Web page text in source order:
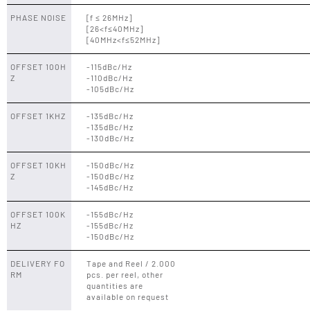
PHASE NOISE
[f ≤ 26MHz]
[26<f≤40MHz]
[40MHz<f≤52MHz]
OFFSET 100H
Z
-115dBc/Hz
-110dBc/Hz
-105dBc/Hz
OFFSET 1KHZ
-135dBc/Hz
-135dBc/Hz
-130dBc/Hz
OFFSET 10KH
Z
-150dBc/Hz
-150dBc/Hz
-145dBc/Hz
OFFSET 100K
HZ
-155dBc/Hz
-155dBc/Hz
-150dBc/Hz
DELIVERY FO
RM
Tape and Reel / 2.000
pcs. per reel, other
quantities are
available on request